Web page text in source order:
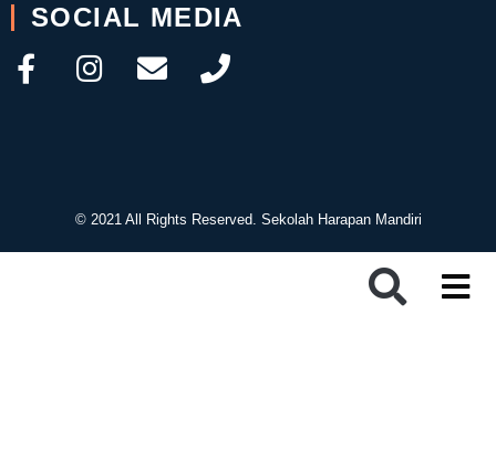
SOCIAL MEDIA
© 2021 All Rights Reserved. Sekolah Harapan Mandiri